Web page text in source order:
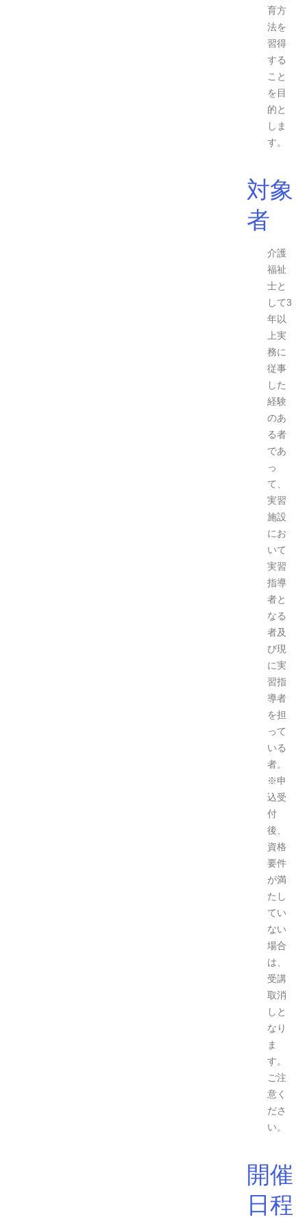
育方
法を
習得
する
こと
を目
的と
しま
す。
対象
者
介護
福祉
士と
して3
年以
上実
務に
従事
した
経験
のあ
る者
であ
っ
て、
実習
施設
にお
いて
実習
指導
者と
なる
者及
び現
に実
習指
導者
を担
って
いる
者。
※申
込受
付
後、
資格
要件
が満
たし
てい
ない
場合
は、
受講
取消
しと
なり
ま
す。
ご注
意く
ださ
い。
開催
日程